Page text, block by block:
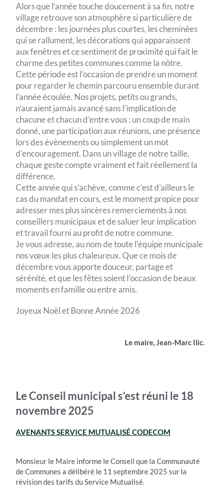
Alors que l’année touche doucement à sa fin, notre
village retrouve son atmosphère si particulière de
décembre : les journées plus courtes, les cheminées
qui se rallument, les décorations qui apparaissent
aux fenêtres et ce sentiment de proximité qui fait le
charme des petites communes comme la nôtre.
Cette période est l’occasion de prendre un moment
pour regarder le chemin parcouru ensemble durant
l’année écoulée. Nos projets, petits ou grands,
n’auraient jamais avancé sans l’implication de
chacune et chacun d’entre vous : un coup de main
donné, une participation aux réunions, une présence
lors des évènements ou simplement un mot
d’encouragement. Dans un village de notre taille,
chaque geste compte vraiment et fait réellement la
différence.
Cette année qui s’achève, comme c’est d’ailleurs le
cas du mandat en cours, est le moment propice pour
adresser mes plus sincères remerciements à nos
conseillers municipaux et de saluer leur implication
et travail fourni au profit de notre commune.
Je vous adresse, au nom de toute l’équipe municipale
nos vœux les plus chaleureux. Que ce mois de
décembre vous apporte douceur, partage et
sérénité, et que les fêtes soient l’occasion de beaux
moments en famille ou entre amis.
Joyeux Noël et Bonne Année 2026
Le maire, Jean-Marc Ilic.
Le Conseil municipal s’est réuni le 18
novembre 2025
AVENANTS SERVICE MUTUALISÉ CODECOM
Monsieur le Maire informe le Conseil que la Communauté
de Communes a délibéré le 11 septembre 2025 sur la
révision des tarifs du Service Mutualisé.